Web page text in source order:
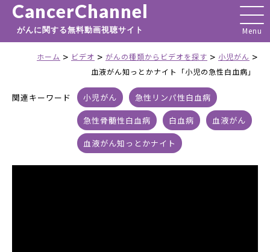
CancerChannel
がんに関する無料動画視聴サイト
ホーム > ビデオ > がんの種類からビデオを探す > 小児がん >
血液がん知っとかナイト「小児の急性白血病」
関連キーワード 小児がん
急性リンパ性白血病
急性骨髄性白血病
白血病
血液がん
血液がん知っとかナイト